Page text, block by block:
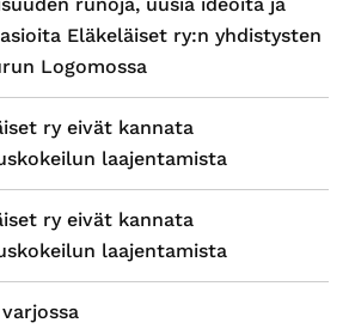
Eläkeläiset ry:n yhdistysten
Logomossa
ry eivät kannata
laajentamista
ry eivät kannata
laajentamista